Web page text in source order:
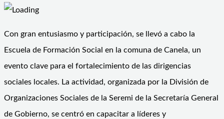
Con gran entusiasmo y participación, se llevó a cabo la
Escuela de Formación Social en la comuna de Canela, un
evento clave para el fortalecimiento de las dirigencias
sociales locales. La actividad, organizada por la División de
Organizaciones Sociales de la Seremi de la Secretaría General
de Gobierno, se centró en capacitar a líderes y